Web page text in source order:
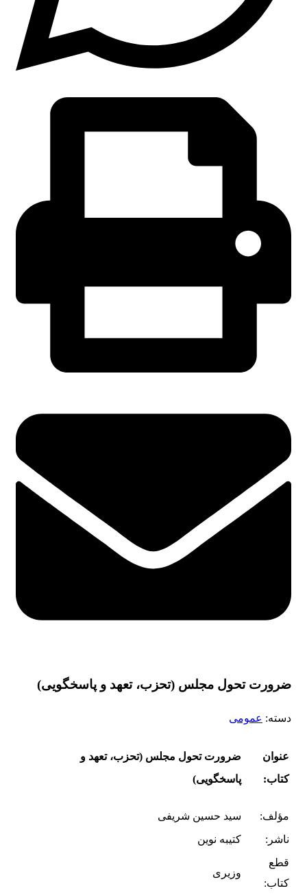
ضرورت تحول مجلس (تحزب، تعهد و پاسخگویی)
دسته: عمومی
عنوان
کتاب:
ضرورت تحول مجلس (تحزب، تعهد و
پاسخگویی)
مؤلف:
سید حسین شریفی
ناشر:
کتیبه نوین
قطع
کتاب:
وزیری